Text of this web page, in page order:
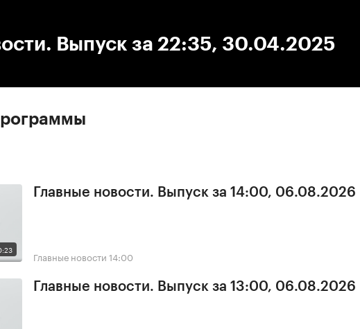
Выпуск за 22:35, 30.04.2025
Главные новости. Выпуск за 14:00, 06.08.2026
Главные новости 14:00
Главные новости. Выпуск за 13:00, 06.08.2026